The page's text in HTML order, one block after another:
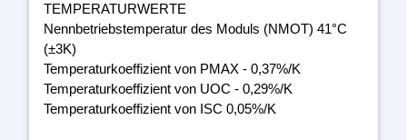
TEMPERATURWERTE
Nennbetriebstemperatur des Moduls (NMOT) 41°C
(±3K)
Temperaturkoeffizient von PMAX - 0,37%/K
Temperaturkoeffizient von UOC - 0,29%/K
Temperaturkoeffizient von ISC 0,05%/K